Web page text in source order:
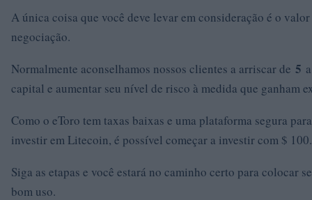
A única coisa que você deve levar em consideração é o
negociação.
Normalmente aconselhamos nossos clientes a arriscar de 5
capital e aumentar seu nível de risco à medida que ganham
Como o eToro tem taxas baixas e uma plataforma segura
investir em Litecoin, é possível começar a investir com $ 100.
Siga as etapas e você estará no caminho certo para colocar
bom uso.